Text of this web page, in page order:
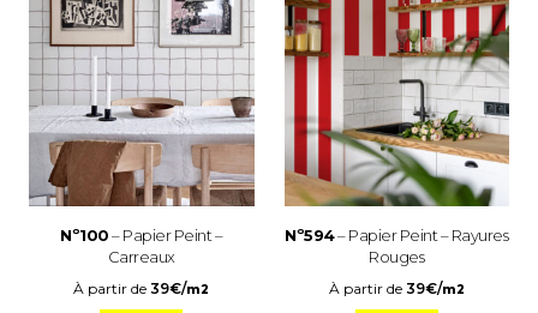
Nº100– Papier Peint –
Carreaux
À partir de39€/m2
Nº594– Papier Peint – Rayures
Rouges
À partir de 39€/m2